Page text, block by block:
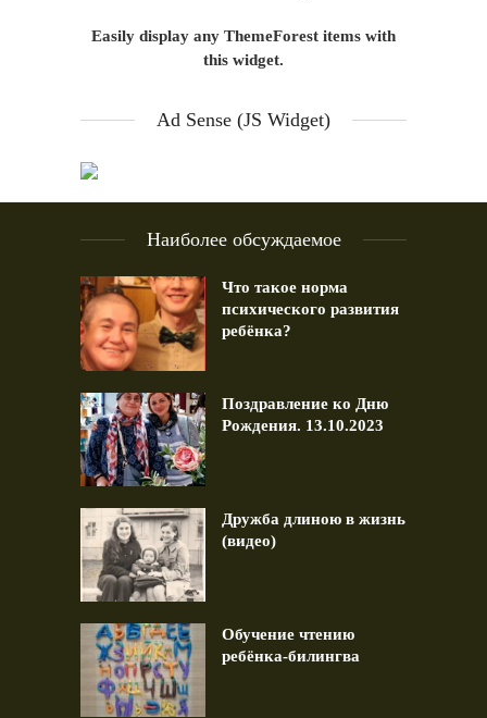
Easily display any ThemeForest items with
this widget.
Ad Sense (JS Widget)
Наиболее обсуждаемое
Что такое норма
психического развития
ребёнка?
Поздравление ко Дню
Рождения. 13.10.2023
Дружба длиною в жизнь
(видео)
Обучение чтению
ребёнка-билингва